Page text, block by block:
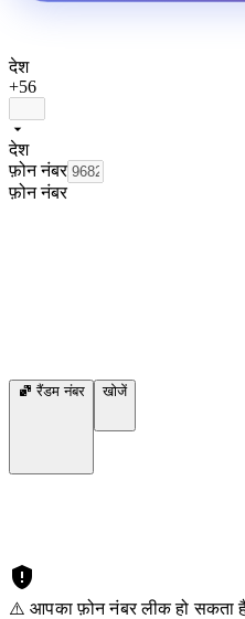
देश
+56
देश
फ़ोन नंबर
फ़ोन नंबर
रैंडम नंबर खोजें
⚠️ आपका फ़ोन नंबर लीक हो सकता